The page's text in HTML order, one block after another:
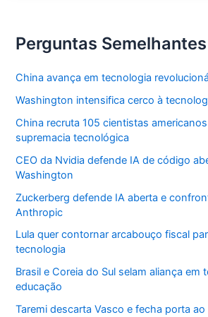
Perguntas Semelhantes
China avança em tecnologia
Washington intensifica cerco à
China recruta 105 cientistas
supremacia tecnológica
CEO da Nvidia defende IA de código
Washington
Zuckerberg defende IA aberta e
Anthropic
Lula quer contornar arcabouço fiscal
tecnologia
Brasil e Coreia do Sul selam aliança em
educação
Taremi descarta Vasco e fecha porta ao